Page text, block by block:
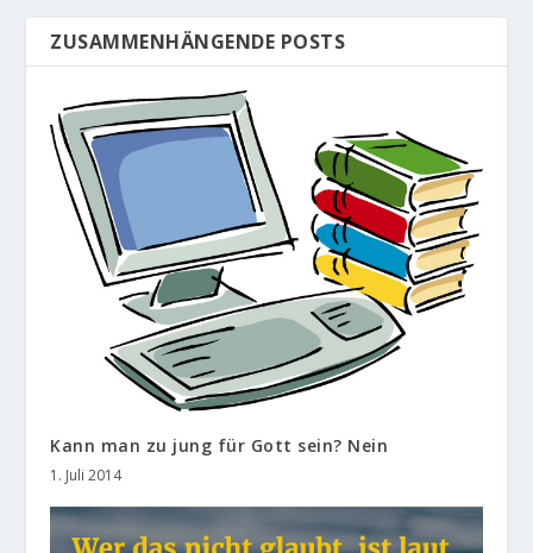
ZUSAMMENHÄNGENDE POSTS
Kann man zu jung für Gott sein? Nein
1. Juli 2014